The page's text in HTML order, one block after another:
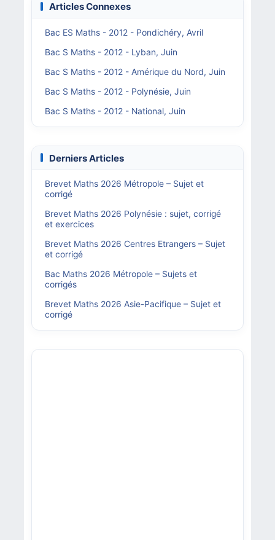
Articles Connexes
Bac ES Maths - 2012 - Pondichéry, Avril
Bac S Maths - 2012 - Lyban, Juin
Bac S Maths - 2012 - Amérique du Nord, Juin
Bac S Maths - 2012 - Polynésie, Juin
Bac S Maths - 2012 - National, Juin
Derniers Articles
Brevet Maths 2026 Métropole – Sujet et
corrigé
Brevet Maths 2026 Polynésie : sujet, corrigé
et exercices
Brevet Maths 2026 Centres Etrangers – Sujet
et corrigé
Bac Maths 2026 Métropole – Sujets et
corrigés
Brevet Maths 2026 Asie-Pacifique – Sujet et
corrigé